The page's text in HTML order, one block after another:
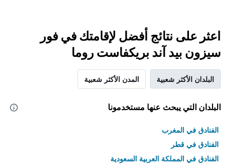
اعثر على نتائج أفضل لإقامتك في فور
سيزون بيد آند بريكفاست روما
البلدان الأكثر شعبية المدن الأكثر شعبية
البلدان التي يبحث عنها مستخدمونا
الفنادق في المغرب
الفنادق في قطر
الفنادق في المملكة العربية السعودية